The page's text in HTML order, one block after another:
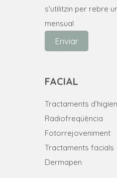
s'utilitzin per rebre
mensual
Enviar
FACIAL
Tractaments
Radiofreqüència
Fotorrejoveniment
Tractaments facials
Dermapen